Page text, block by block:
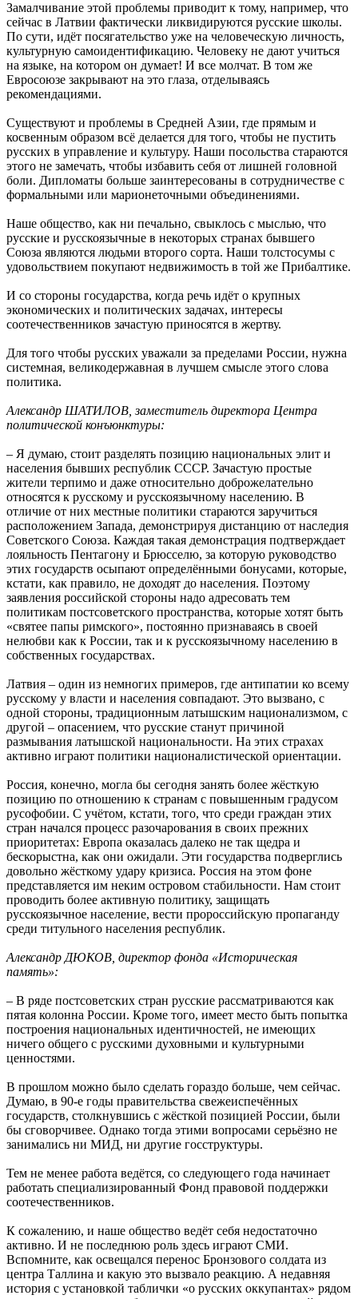
Замалчивание этой проблемы приводит к тому, например, что
сейчас в Латвии фактически ликвидируются русские школы.
По сути, идёт посягательство уже на человеческую личность,
культурную самоидентификацию. Человеку не дают учиться
на языке, на котором он думает! И все молчат. В том же
Евросоюзе закрывают на это глаза, отделываясь
рекомендациями.
Существуют и проблемы в Средней Азии, где прямым и
косвенным образом всё делается для того, чтобы не пустить
русских в управление и культуру. Наши посольства стараются
этого не замечать, чтобы избавить себя от лишней головной
боли. Дипломаты больше заинтересованы в сотрудничестве с
формальными или марионеточными объединениями.
Наше общество, как ни печально, свыклось с мыслью, что
русские и русскоязычные в некоторых странах бывшего
Союза являются людьми второго сорта. Наши толстосумы с
удовольствием покупают недвижимость в той же Прибалтике.
И со стороны государства, когда речь идёт о крупных
экономических и политических задачах, интересы
соотечественников зачастую приносятся в жертву.
Для того чтобы русских уважали за пределами России, нужна
системная, великодержавная в лучшем смысле этого слова
политика.
Александр ШАТИЛОВ, заместитель директора Центра
политической конъюнктуры:
– Я думаю, стоит разделять позицию национальных элит и
населения бывших республик СССР. Зачастую простые
жители терпимо и даже относительно доброжелательно
относятся к русскому и русскоязычному населению. В
отличие от них местные политики стараются заручиться
расположением Запада, демонстрируя дистанцию от наследия
Советского Союза. Каждая такая демонстрация подтверждает
лояльность Пентагону и Брюсселю, за которую руководство
этих государств осыпают определёнными бонусами, которые,
кстати, как правило, не доходят до населения. Поэтому
заявления российской стороны надо адресовать тем
политикам постсоветского пространства, которые хотят быть
«святее папы римского», постоянно признаваясь в своей
нелюбви как к России, так и к русскоязычному населению в
собственных государствах.
Латвия – один из немногих примеров, где антипатии ко всему
русскому у власти и населения совпадают. Это вызвано, с
одной стороны, традиционным латышским национализмом, с
другой – опасением, что русские станут причиной
размывания латышской национальности. На этих страхах
активно играют политики националистической ориентации.
Россия, конечно, могла бы сегодня занять более жёсткую
позицию по отношению к странам с повышенным градусом
русофобии. С учётом, кстати, того, что среди граждан этих
стран начался процесс разочарования в своих прежних
приоритетах: Европа оказалась далеко не так щедра и
бескорыстна, как они ожидали. Эти государства подверглись
довольно жёсткому удару кризиса. Россия на этом фоне
представляется им неким островом стабильности. Нам стоит
проводить более активную политику, защищать
русскоязычное население, вести проросcийскую пропаганду
среди титульного населения республик.
Александр ДЮКОВ, директор фонда «Историческая
память»:
– В ряде постсоветских стран русские рассматриваются как
пятая колонна России. Кроме того, имеет место быть попытка
построения национальных идентичностей, не имеющих
ничего общего с русскими духовными и культурными
ценностями.
В прошлом можно было сделать гораздо больше, чем сейчас.
Думаю, в 90-е годы правительства свежеиспечённых
государств, столкнувшись с жёсткой позицией России, были
бы сговорчивее. Однако тогда этими вопросами серьёзно не
занимались ни МИД, ни другие госструктуры.
Тем не менее работа ведётся, со следующего года начинает
работать специализированный Фонд правовой поддержки
соотечественников.
К сожалению, и наше общество ведёт себя недостаточно
активно. И не последнюю роль здесь играют СМИ.
Вспомните, как освещался перенос Бронзового солдата из
центра Таллина и какую это вызвало реакцию. А недавняя
история с установкой таблички «о русских оккупантах» рядом